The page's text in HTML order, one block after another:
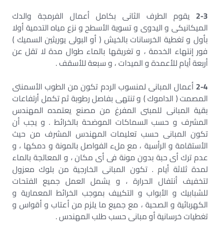
2-3 يقوم الطرف الثانى بكامل أعمال الفرمجة والدك
الميكانيكى و اليدوى و تسوية الأسطح و نزع مياه التدمية أولا
بأول و تغطية الخرسانات بالخيش ( أو البولى يوريثين السميك )
فور إنتهاء الخدمة ، و تغريقها بالماء طوال مدة لا تقل عن
أربعة أيام للأعمدة و الميدات ، و سبعة للأسقف .
2-4 أعمال المبانى لمنسوب الردم تكون من الطوب الأسمنتى
المصمت ( الداموك ) و تنتهى بفاصل رطوبة ثم تكمل أرتفاعات
بقية المبانى للمبنى المفرغ من مصنع يعتمده المهندس
المشرف و حسب السماكات الموضحة بالخرائط . و يجب أن
تكون المبانى حسب تعليمات المهندس المشرف من حيث
الأستقامة و الرأسية ، مع ملء الفواصل بالمونة و دمكها ، و
عدم ترك أى حبة بدون مونة فى أى مكان ، و المعالجة بالماء
لمدة ثلاثة أيام . تكون المبانى الخارجية من بلوك معزول
لتخفيف أنتفال الحرارة ، و يشمل العمل جميع الفتحات
للشبابيك و الأبواب و التكييف بموجب الخرائط المعمارية و
الكهربائية و الصحية ، مع جميع ما يلزم من أعتاب و أقواس و
تغطيات خرسانية أو مبانى حسب طلب المهندس .